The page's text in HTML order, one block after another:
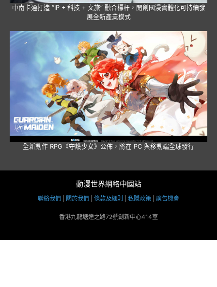
中南卡通打造 “IP + 科技 + 文旅” 融合標杆，開創國漫實體化可持續發
展全新產業模式
全新動作 RPG《守護少女》公佈，將在 PC 與移動端全球發行
動漫世界網絡中國站
聯絡我們 關於我們 條款及細則 私隱政策 廣告機會
香港九龍塘達之路72號創新中心414室